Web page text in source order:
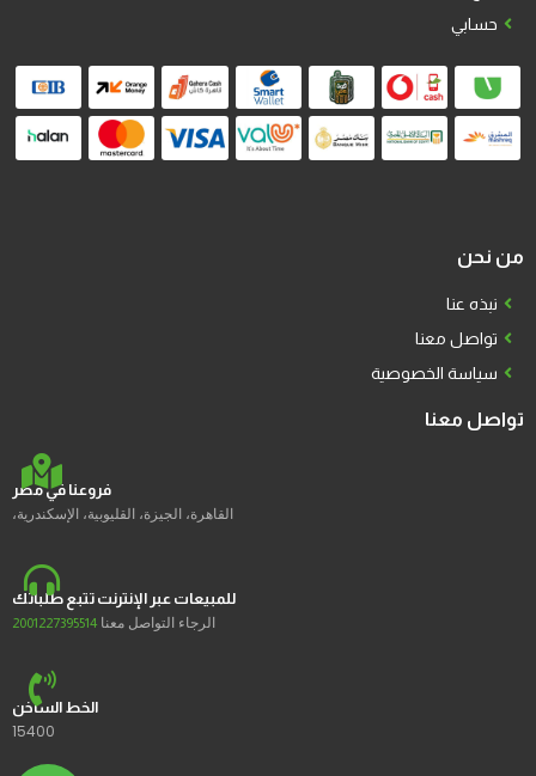
حسابي
من نحن
نبذه عنا
تواصل معنا
سياسة الخصوصية
تواصل معنا
فروعنا في مصر
القاهرة، الجيزة، القليوبية، الإسكندرية،
للمبيعات عبر الإنترنت تتبع طلباتك
الرجاء التواصل معنا 2001227395514
الخط الساخن
15400